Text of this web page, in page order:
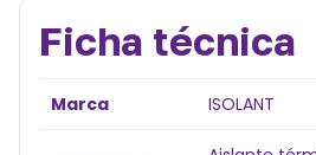
Ficha técnica
Marca ISOLANT